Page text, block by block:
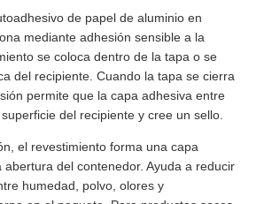
de papel de aluminio en
mediante adhesión sensible a la
se coloca dentro de la tapa o se
del recipiente. Cuando la tapa se cierra
permite que la capa adhesiva entre
del recipiente y cree un sello.
el revestimiento forma una capa
abertura del contenedor. Ayuda a reducir
humedad, polvo, olores y